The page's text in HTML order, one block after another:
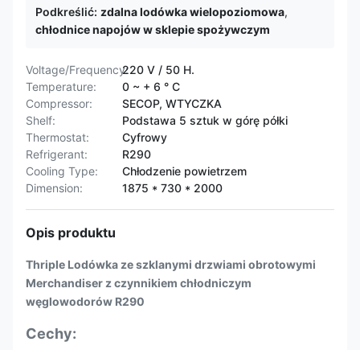
Podkreślić: zdalna lodówka wielopoziomowa,
chłodnice napojów w sklepie spożywczym
Voltage/Frequency:220 V / 50 H.
Temperature:
0 ~ + 6 ° C
Compressor:
SECOP, WTYCZKA
Shelf:
Podstawa 5 sztuk w górę półki
Thermostat:
Cyfrowy
Refrigerant:
R290
Cooling Type:
Chłodzenie powietrzem
Dimension:
1875 * 730 * 2000
Opis produktu
Thriple Lodówka ze szklanymi drzwiami obrotowymi
Merchandiser z czynnikiem chłodniczym
węglowodorów R290
Cechy: